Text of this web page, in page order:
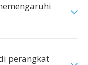
perangkat